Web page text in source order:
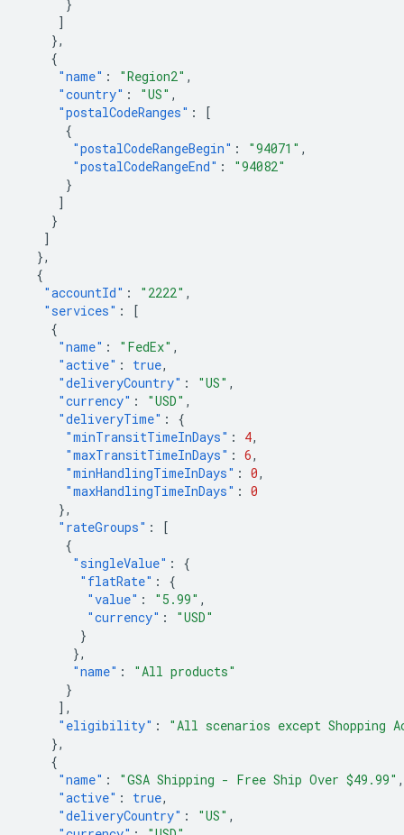
}
]
},
{
"name" : "Region2" ,
"country" : "US" ,
"postalCodeRanges" :
[
{
"postalCodeRangeBegin" : "94071" ,
"postalCodeRangeEnd" :
"94082"
}
]
}
]
},
{
"accountId" : "2222" ,
"services" :
[
{
"name" : "FedEx" ,
"active" : true,
"deliveryCountry" : "US" ,
"currency" : "USD" ,
"deliveryTime" :
{
"minTransitTimeInDays" : 4,
"maxTransitTimeInDays" : 6,
"minHandlingTimeInDays" : 0,
"maxHandlingTimeInDays" : 0
},
"rateGroups" :
[
{
"singleValue" :
{
"flatRate" :
{
"value" : "5.99" ,
"currency" :
"USD"
}
},
"name" :
"All products"
}
],
"eligibility" :
"All scenarios except Shopping
},
{
"name" : "GSA Shipping - Free Ship Over $49.99" ,
"active" : true,
"deliveryCountry" : "US" ,